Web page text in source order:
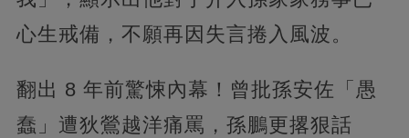
心生戒備，不願再因失言捲入風波。
翻出 8 年前驚悚內幕！曾批孫安佐「愚
蠢」遭狄鶯越洋痛罵，孫鵬更撂狠話